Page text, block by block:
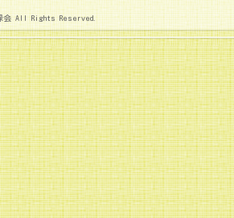
会 All Rights Reserved.